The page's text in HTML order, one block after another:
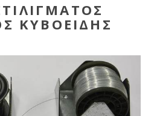
ΚΥΒΟΕΙΔΉΣ